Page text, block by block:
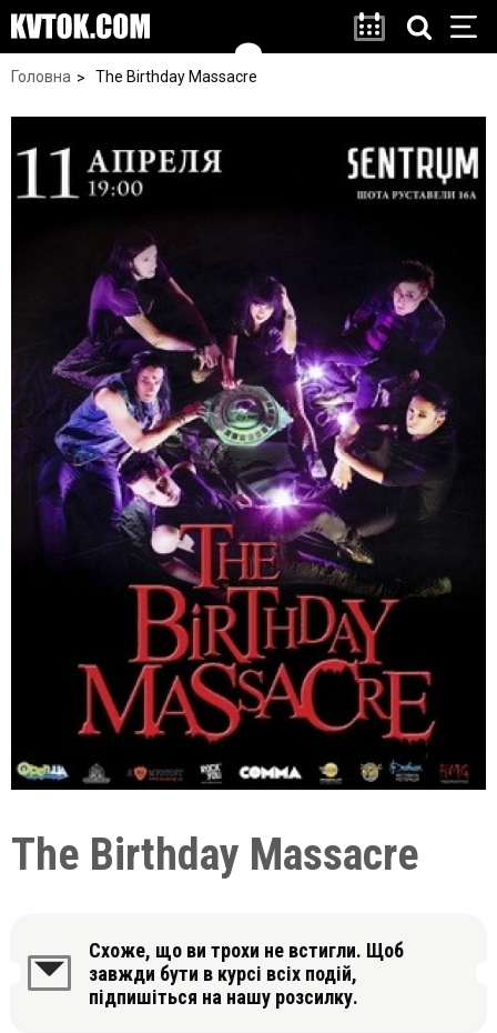
Головна The Birthday Massacre
The Birthday Massacre
Схоже, що ви трохи не встигли. Щоб
завжди бути в курсі всіх подій,
підпишіться на нашу розсилку.